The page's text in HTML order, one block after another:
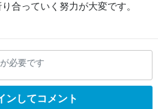
合っていく努力が大変です。
必要です
ンしてコメント